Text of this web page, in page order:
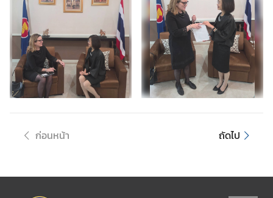
ข่
า
ว
N
e
ร
ก่อนหน้า ถัดไป